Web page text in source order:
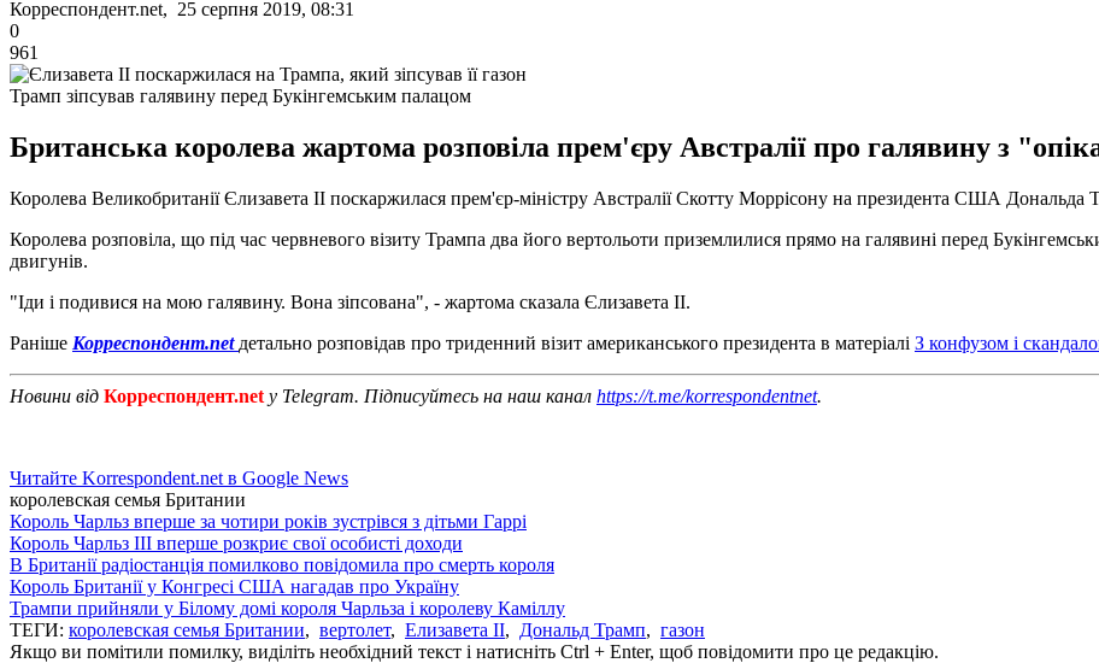
Корреспондент.net, 25 серпня 2019, 08:31
0
961
Трамп зіпсував галявину перед Букінгемським палацом
Британська королева жартома розповіла прем'єру Австралії про галявину з
Королева Великобританії Єлизавета II поскаржилася прем'єр-міністру Австралії Скотту Моррісону на президента США Дональда
Королева розповіла, що під час червневого візиту Трампа два його вертольоти приземлилися прямо на галявині перед
двигунів.
"Іди і подивися на мою галявину. Вона зіпсована", - жартома сказала Єлизавета II.
Раніше Корреспондент.net детально розповідав про триденний візит американського президента в матеріалі З конфузом і
Новини від Корреспондент.net у Telegram. Підписуйтесь на наш канал https://t.me/korrespondentnet.
Читайте Korrespondent.net в Google News
королевская семья Британии
Король Чарльз вперше за чотири років зустрівся з дітьми Гаррі
Король Чарльз III вперше розкриє свої особисті доходи
В Британії радіостанція помилково повідомила про смерть короля
Король Британії у Конгресі США нагадав про Україну
Трампи прийняли у Білому домі короля Чарльза і королеву Каміллу
ТЕГИ: королевская семья Британии, вертолет, Елизавета II, Дональд Трамп, газон
Якщо ви помітили помилку, виділіть необхідний текст і натисніть Ctrl + Enter, щоб повідомити про це редакцію.